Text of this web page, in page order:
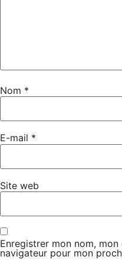
Nom *
E-mail *
Site web
Enregistrer mon nom,
navigateur pour mon